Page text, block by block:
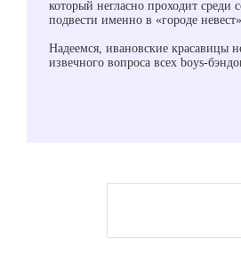
который негласно проходит среди
подвести именно в «городе
Надеемся, ивановские красавицы
извечного вопроса всех boys-